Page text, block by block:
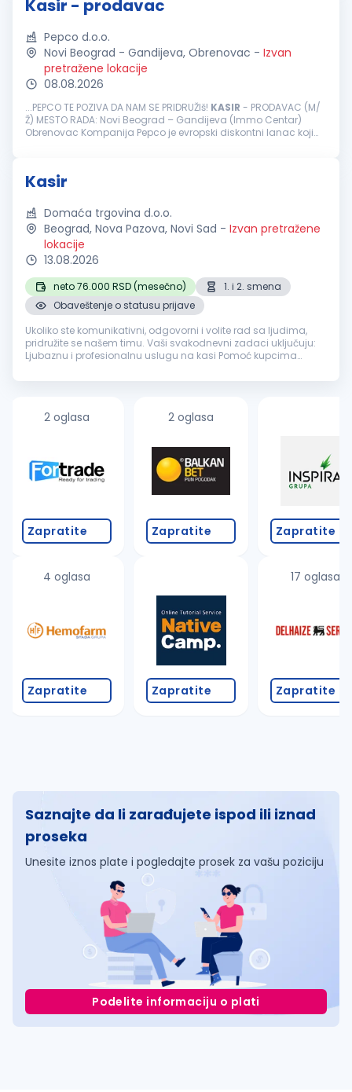
Kasir - prodavac
Pepco d.o.o.
Novi Beograd - Gandijeva, Obrenovac - Izvan
pretražene lokacije
08.08.2026
...PEPCO TE POZIVA DA NAM SE PRIDRUŽIš! KASIR - PRODAVAC (M/
Ž) MESTO RADA: Novi Beograd – Gandijeva (Immo Centar)
Obrenovac Kompanija Pepco je evropski diskontni lanac koji
Kasir
Domaća trgovina d.o.o.
Beograd, Nova Pazova, Novi Sad - Izvan pretražene
lokacije
13.08.2026
neto 76.000 RSD (mesečno)
1. i 2. smena
Obaveštenje o statusu prijave
Ukoliko ste komunikativni, odgovorni i volite rad sa ljudima,
pridružite se našem timu. Vaši svakodnevni zadaci uključuju:
Ljubaznu i profesionalnu uslugu na kasi Pomoć kupcima
rafovima Pos...
2 oglasa
Zapratite
4 oglasa
Zapratite
2 oglasa
Zapratite
Zapratite
Zapratite
17 oglasa
Zapratite
Saznajte da li zarađujete ispod ili iznad
proseka
Unesite iznos plate i pogledajte prosek za vašu poziciju
Podelite informaciju o plati